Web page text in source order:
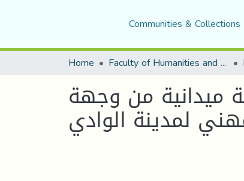
Communities & Collections
Home Faculty of Humanities and Social Sciences
ميدانية من وجهة
لمدينة الوادي